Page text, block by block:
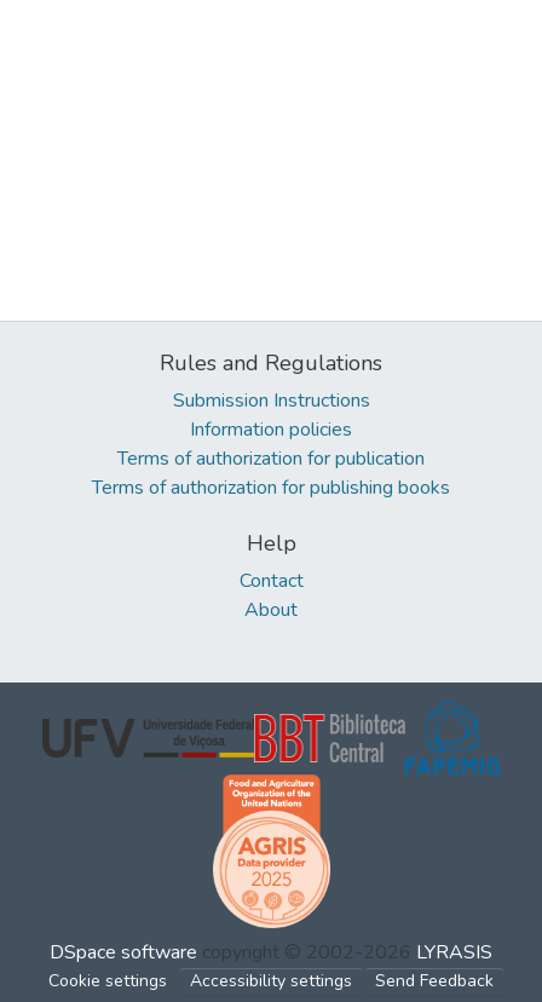
Rules and Regulations
Submission Instructions
Information policies
Terms of authorization for publication
Terms of authorization for publishing books
Help
Contact
About
DSpace software copyright © 2002-2026 LYRASIS
Cookie settings Accessibility settings Send Feedback